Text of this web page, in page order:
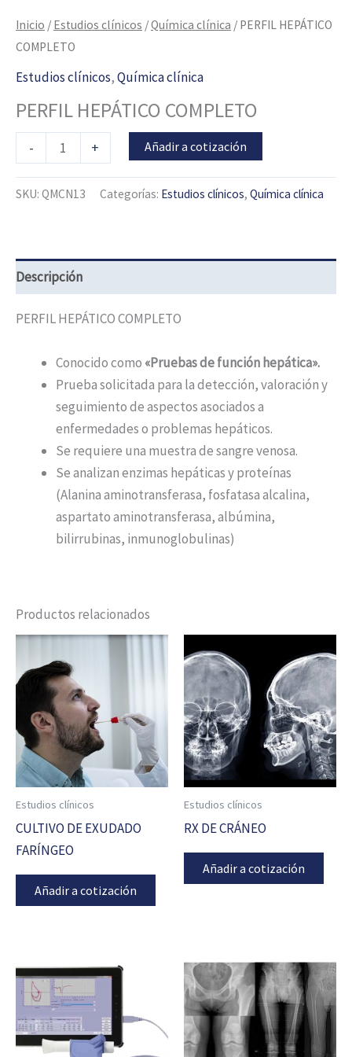
Inicio / Estudios clínicos /Química clínica / PERFIL HEPÁTICO
COMPLETO
Estudios clínicos,Química clínica
PERFIL HEPÁTICO COMPLETO
- + Añadir a cotización
SKU: QMCN13 Categorías: Estudios clínicos, Química clínica
Descripción
PERFIL HEPÁTICO COMPLETO
Conocido como «Pruebas de función hepática».
Prueba solicitada para la detección, valoración y
seguimiento de aspectos asociados a
enfermedades o problemas hepáticos.
Se requiere una muestra de sangre venosa.
Se analizan enzimas hepáticas y proteínas
(Alanina aminotransferasa, fosfatasa alcalina,
aspartato aminotransferasa, albúmina,
bilirrubinas, inmunoglobulinas)
Productos relacionados
Estudios clínicos
CULTIVO DE EXUDADO
FARÍNGEO
Añadir a cotización
Estudios clínicos
RX DE CRÁNEO
Añadir a cotización